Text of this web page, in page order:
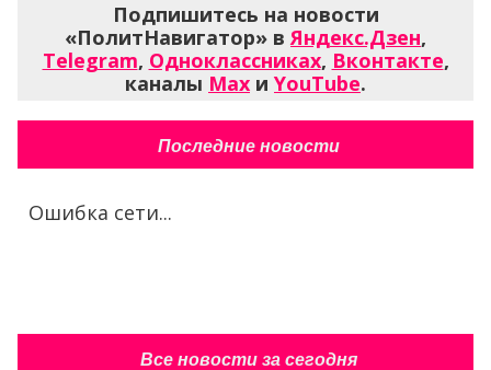
Подпишитесь на новости
«ПолитНавигатор» вЯндекс.Дзен,
Telegram, Одноклассниках, Вконтакте,
каналы Max и YouTube.
Последние новости
Ошибка сети...
Все новости за сегодня